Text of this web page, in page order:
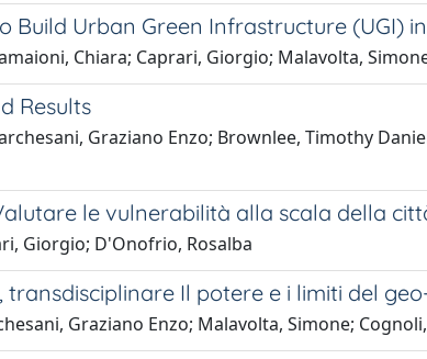
Build Urban Green Infrastructure (UGI)
Chiara; Caprari, Giorgio; Malavolta,
Results
Graziano Enzo; Brownlee, Timothy
le vulnerabilità alla scala della
Giorgio; D'Onofrio, Rosalba
Il potere e i limiti del
Graziano Enzo; Malavolta, Simone;